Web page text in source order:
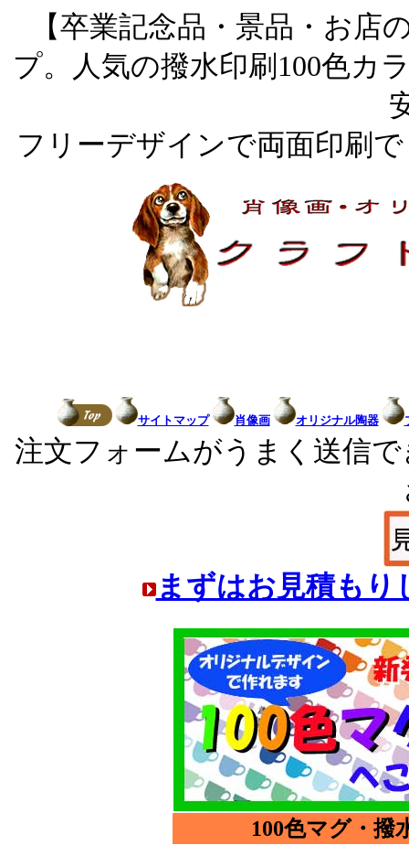
【卒業記念品・景品・お
プ。人気の撥水印刷100色カ
フリーデザインで両面印刷
サイトマップ 肖像画 オリジナル陶器
注文フォームがうまく送信
まずはお見積もり
100色マグ・撥